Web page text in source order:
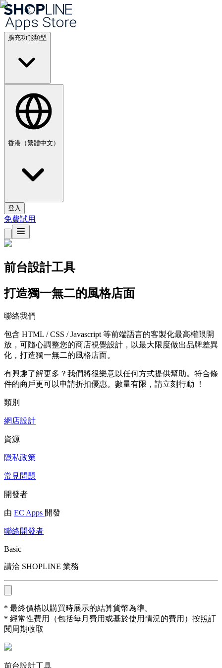
擴充功能類型
香港（繁體中文）
登入
免費試用
前台設計工具
打造獨一無二的風格店面
聯絡我們
包含 HTML / CSS / Javascript 等前端語言的客製化最高權限開
放，可隨心調整您的商店視覺設計，以最大限度做出品牌差異
化，打造獨一無二的風格店面。
有興趣了解更多？我們將很樂意以任何方式提供幫助。符合條
件的商戶更可以申請折扣優惠。數量有限，請立刻行動 ！
類別
網店設計
資源
隱私政策
常見問題
開發者
由 EC Apps 開發
聯絡開發者
Basic
請洽 SHOPLINE 業務
* 最終價格以購買時展示的結算貨幣為準。
* 經常性費用（包括每月費用或基於使用情況的費用）按照訂
閱周期收取
前台設計工具